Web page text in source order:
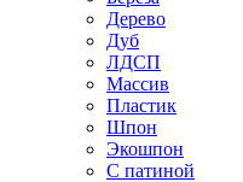
Дерево
Дуб
ЛДСП
Массив
Пластик
Шпон
Экошпон
С патиной